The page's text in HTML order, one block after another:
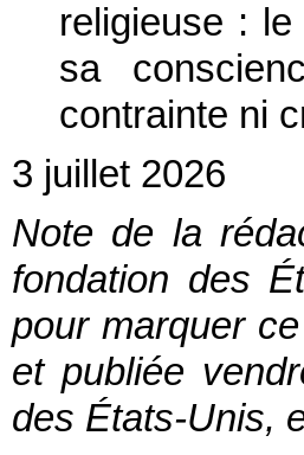
religieuse :
sa
contrainte ni
3 juillet 2026
Note de la
fondation des
pour marquer
et publiée
des États-Unis,